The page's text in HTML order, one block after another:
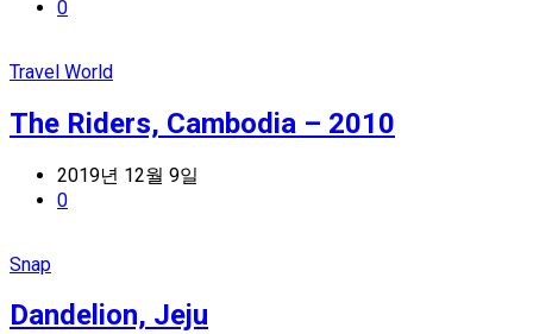
0
Travel World
The Riders, Cambodia – 2010
2019년 12월 9일
0
Snap
Dandelion, Jeju